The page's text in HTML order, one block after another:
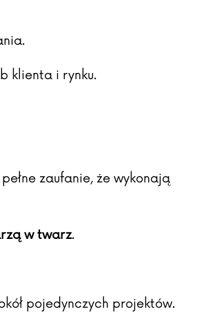
klienta i rynku.
zaufanie, że wykonają
w twarz.
pojedynczych projektów.